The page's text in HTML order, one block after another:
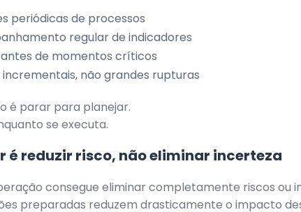
periódicas de processos
regular de indicadores
de momentos críticos
incrementais, não grandes rupturas
é parar para planejar.
se executa.
é reduzir risco, não eliminar incerteza
consegue eliminar completamente riscos ou
preparadas reduzem drasticamente o impacto